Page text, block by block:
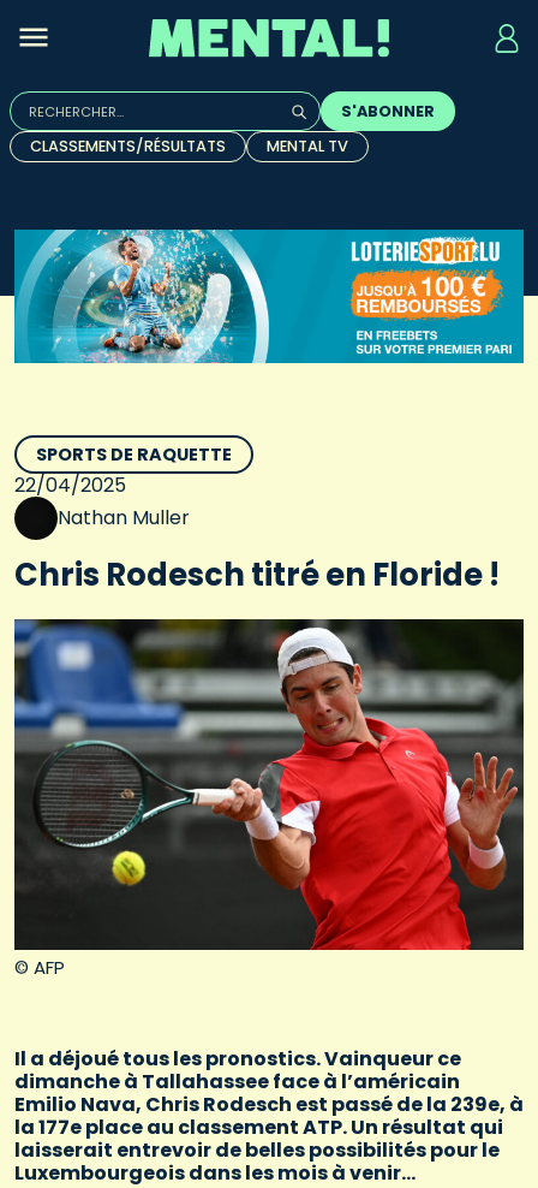
Rechercher :
Quand les résultats de l'auto-complétion sont
S'ABONNER
CLASSEMENTS/RÉSULTATS
MENTAL TV
© AFP
SPORTS DE RAQUETTE
22/04/2025
Nathan Muller
Chris Rodesch titré en Floride !
Il a déjoué tous les pronostics. Vainqueur ce
dimanche à Tallahassee face à l’américain
Emilio Nava, Chris Rodesch est passé de la 239e, à
la 177e place au classement ATP. Un résultat qui
laisserait entrevoir de belles possibilités pour le
Luxembourgeois dans les mois à venir…